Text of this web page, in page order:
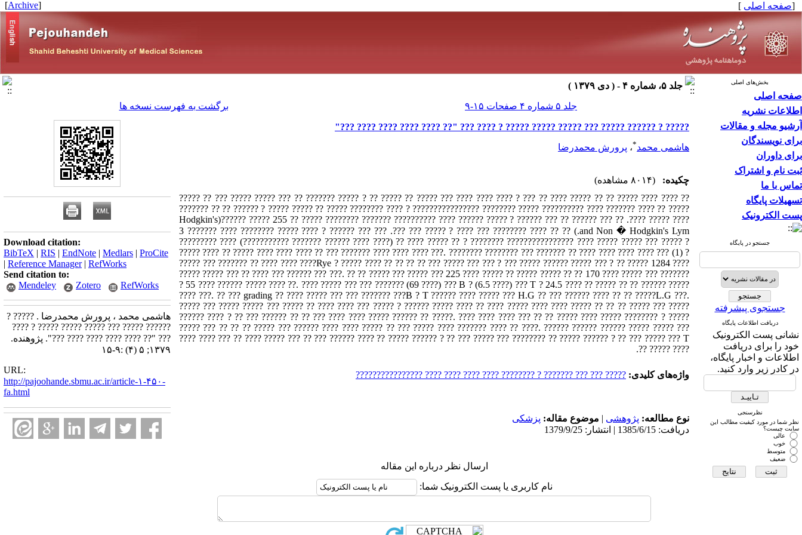
[صفحه اصلی ]
[
Archive
]
بخش‌های اصلی
صفحه اصلی
اطلاعات نشریه
آرشیو مجله و مقالات
برای نویسندگان
برای داوران
ثبت نام و اشتراک
تماس با ما
تسهیلات پایگاه
پست الکترونیک
جستجو در پایگاه
جستجوی پیشرفته
دریافت اطلاعات پایگاه
نشانی پست الکترونیک
خود را برای دریافت
اطلاعات و اخبار پایگاه،
در کادر زیر وارد کنید.
نظرسنجی
نظر شما در مورد کیفیت مطالب این
سایت چیست؟
عالی
خوب
متوسط
ضعیف
جلد ۵، شماره ۴ - ( دى ۱۳۷۹ )
جلد ۵ شماره ۴ صفحات ۱۵-۹
برگشت به فهرست نسخه ها
????? ? ?????? ????? ??? ????? ????? ????? ? ???? ??? "?? ???? ???? ???? ???? ???"
هاشمی محمد*، پرورش محمدرضا
چکیده:
(۸۰۱۴ مشاهده)
?? ???? ???? ????? ?? ?? ????? ???? ?? ??? ? ???? ???? ???? ??? ????? ?? ????? ?? ? ????? ??????? ?? ??? ????? ????? ??? ?? ?????
????? ?? ???? ??????? ???? ?????????? ????? ???????? ???????????????? ? ???? ???????? ????? ?? ????? ????? ? ?????? ?? ?? ???????
???? ????? ????. ?? ??? ?????? ?? ??? ?????? ? ????? ?????? ???? ?????????? ??????? ???????? ????? ?? 255 ????? ??????(Hodgkin's
and Non � Hodgkin's Lym.) ?? ?? ???? ???????? ??? ???? ? ????? ??? ???. ??? ??? 3 ??????? ???? ???????? ????? ???? ? ??????
????????? ???? (??????????? ??????? ?????? ???? ????) ?? ???? ????? ?? ? ???????? ???????????????? ???? ????? ????? ??? ????? ?
????? ???? ?? ????? ???? ???? ???? ?? ??? ??????? ???? ???? ???? ???. ???????? ???????? ??? ??????? ?? ???? ???? ???? ???? ??? (1) ?
????? ??? ??????? ?? ???? ???? ????Rye ? ????? ???? ?? ?? ?? ?? ??? ????? ??? ??? ? ??? ????? ?????? ????? ??? ? ?? ????? 1284 ????
????? ????? ??? ?? ???? ??? ?????? ??? ???. ?? ?? ????? ??? ????? ??? 225 ???? ????? ?? ????? ????? ?? ?? 170 ???? ????? ??? ???????
? 55 ???? ?????? ????? ???? ??. ???? ????? ??? ??? ??????? (69 ????) ??? B ? (6.5 ????) ??? T ? 24.5 ???? ?? ????? ?? ?? ?????? ?????
???? ???. ?? ??? grading ?? ???? ????? ??? ??? ??????? ???B ? T ?????? ???? ????? ??? H.G ?? ??? ?????? ???? ?? ?? ?????L.G ???.
????? ??? ????? ????? ??? ????? ?? ???? ???? ??? ????? ? ?????? ????? ???? ?? ???? ????? ???? ???? ????? ?? ?? ?? ????? ??? ?????
?????? ???? ? ?? ??? ?????? ?? ?? ??? ???? ???? ????? ?????? ?? ?????. ???? ???? ???? ??? ?? ?? ????? ???? ????? ???????? ? ?????
????? ??? ?? ?? ?? ????? ??? ?????? ???? ???? ????? ?? ??? ????? ???? ??????? ???? ?? ????. ?????? ?????? ?????? ????? ????? ???
????? ??? ?? ??? ?????? ???? ?? ????? ?????? ? ?? ??? ????? ??? ???????? ?? ????? ?????? ? ?? ??? ????? ??? T ???? ?? ??? ???? ????
???? ????? ??.
واژه‌های کلیدی: ????? ??? ??? ??????? ? ???????? ???? ???? ???? ???? ????????????????
نوع مطالعه: پژوهشی | موضوع مقاله: پزشکی
دریافت: 1385/6/15 | انتشار: 1379/9/25
ارسال نظر درباره این مقاله
نام کاربری یا پست الکترونیک شما:
Download citation:
BibTeX | RIS | EndNote | Medlars | ProCite
| Reference Manager| RefWorks
Send citation to:
Mendeley
Zotero RefWorks
هاشمی محمد ، پرورش محمدرضا . ????? ?
?????? ????? ??? ????? ????? ????? ? ????
??? "?? ???? ???? ???? ???? ???". پژوهنده.
۱۳۷۹; ۵ (۴) :۹-۱۵
URL:
http://pajoohande.sbmu.ac.ir/article-۱-۴۵۰-
fa.html